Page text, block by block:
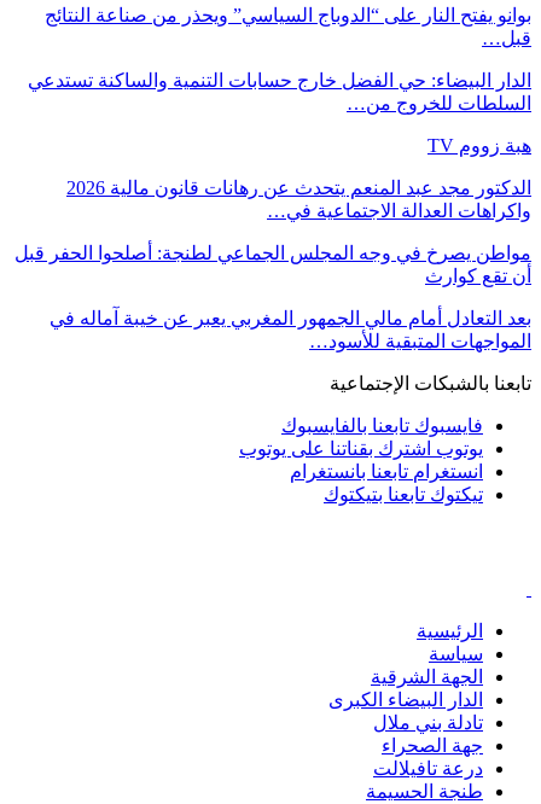
بوانو يفتح النار على “الدوباج السياسي” ويحذر من صناعة النتائج
قبل…
الدار البيضاء: حي الفضل خارج حسابات التنمية والساكنة تستدعي
السلطات للخروج من…
هبة زووم TV
الدكتور مجد عبد المنعم يتحدث عن رهانات قانون مالية 2026
واكراهات العدالة الاجتماعية في…
مواطن يصرخ في وجه المجلس الجماعي لطنجة: أصلحوا الحفر قبل
أن تقع كوارث
بعد التعادل أمام مالي الجمهور المغربي يعبر عن خيبة آماله في
المواجهات المتبقية للأسود…
تابعنا بالشبكات الإجتماعية
فايسبوك تابعنا بالفايسبوك
يوتوب اشترك بقناتنا على يوتوب
انستغرام تابعنا بانستغرام
تيكتوك تابعنا بتيكتوك
الرئيسية
سياسة
الجهة الشرقية
الدار البيضاء الكبرى
تادلة بني ملال
جهة الصحراء
درعة تافيلالت
طنجة الحسيمة